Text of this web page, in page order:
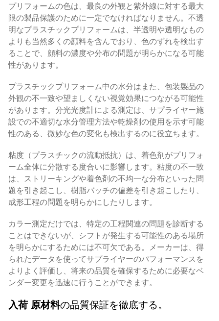
プリフォームの色は、最良の外観と紫外線に対する最大
限の製品保護のために一定でなければなりません。不透
明なプラスチックプリフォームは、半透明や透明なもの
よりも当然多くの顔料を含んでおり、色のずれを検出す
ることで、顔料の濃度や分布の問題が明らかになる可能
性があります。
プラスチックプリフォーム中の水分はまた、包装製品の
外観の不一致や望ましくない視覚効果につながる可能性
があります。分光光度計による測定は、サプライヤー施
設での不適切な水分管理方法や乾燥剤の使用を示す可能
性のある、微妙な色の変化も検出するのに役立ちます。
粘度（プラスチックの流動抵抗）は、着色剤がプリフォ
ーム全体に分散する度合いに影響します。粘度の不一致
は、ストリーキングや着色剤の不均一な分布といった問
題を引き起こし、樹脂バッチの偏差を引き起こしたり、
成形工程の問題を明らかにしたりします。
カラー測定だけでは、特定の工程関連の問題を診断する
ことはできないが、シフトが発生する可能性のある場所
を明らかにするためには不可欠である。メーカーは、得
られたデータを使ってサプライヤーのパフォーマンスを
よりよく評価し、将来の品質を確保するために必要なベ
ンダー変更を迅速に行うことができます。
入荷 原材料の品質保証を徹底する。